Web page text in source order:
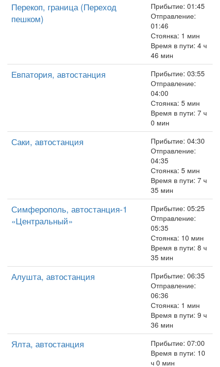
Перекоп, граница (Переход
пешком)
Прибытие: 01:45
Отправление:
01:46
Стоянка: 1 мин
Время в пути: 4 ч
46 мин
Евпатория, автостанция
Прибытие: 03:55
Отправление:
04:00
Стоянка: 5 мин
Время в пути: 7 ч
0 мин
Саки, автостанция
Прибытие: 04:30
Отправление:
04:35
Стоянка: 5 мин
Время в пути: 7 ч
35 мин
Симферополь, автостанция-1
«Центральный»
Прибытие: 05:25
Отправление:
05:35
Стоянка: 10 мин
Время в пути: 8 ч
35 мин
Алушта, автостанция
Прибытие: 06:35
Отправление:
06:36
Стоянка: 1 мин
Время в пути: 9 ч
36 мин
Ялта, автостанция
Прибытие: 07:00
Время в пути: 10
ч 0 мин